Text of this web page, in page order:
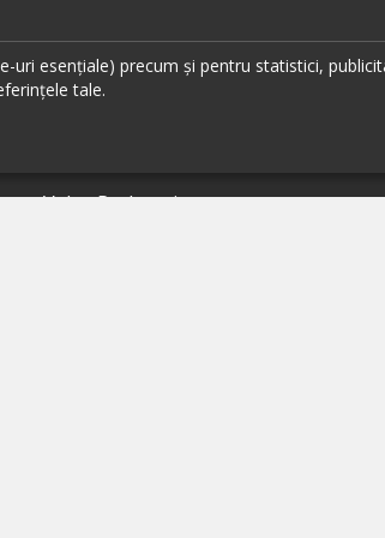
Timișoara
Brașov
Valea Prahovei
esențiale) precum și pentru statistici,
tale.